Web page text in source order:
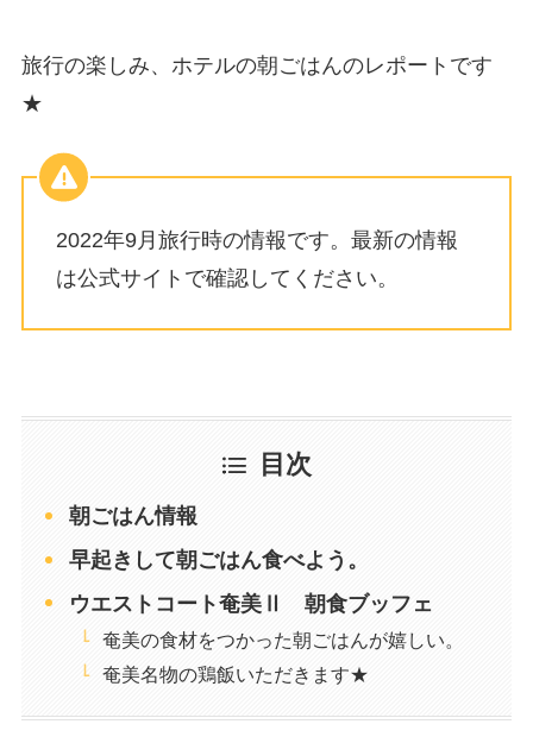
旅行の楽しみ、ホテルの朝ごはんのレポートです
★
2022年9月旅行時の情報です。最新の情報
は公式サイトで確認してください。
目次
朝ごはん情報
早起きして朝ごはん食べよう。
ウエストコート奄美Ⅱ 朝食ブッフェ
奄美の食材をつかった朝ごはんが嬉しい。
奄美名物の鶏飯いただきます★